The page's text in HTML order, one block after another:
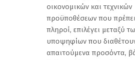
οικονομικών και τεχνικών
προϋποθέσεων που
πληροί, επιλέγει μεταξύ
υποψηφίων που
απαιτούμενα προσόντα,